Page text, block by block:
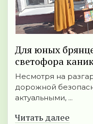
Для юных
светофора
Несмотря на
дорожной
актуальными, ...
Читать далее